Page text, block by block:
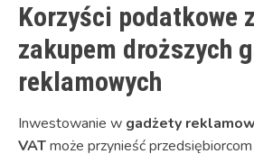
Korzyści podatkowe
zakupem droższych
reklamowych
Inwestowanie w gadżety
VATmoże przynieść